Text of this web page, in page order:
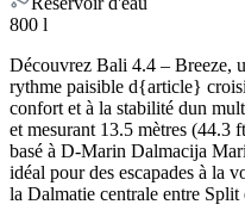
800 l
Découvrez Bali 4.4 – Breeze,
rythme paisible d{article}
confort et à la stabilité dun
et mesurant 13.5 mètres (44.3
basé à D-Marin Dalmacija
idéal pour des escapades à la
la Dalmatie centrale entre